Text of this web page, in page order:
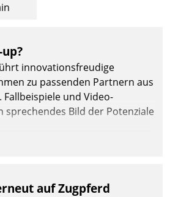
innovationsfreudige
zu passenden Partnern aus
Fallbeispiele und Video-
sprechendes Bild der Potenziale
auf Zugpferd